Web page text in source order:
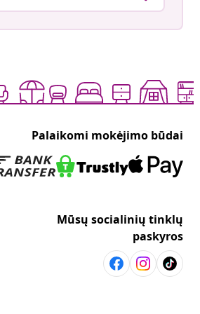
Palaikomi mokėjimo būdai
Mūsų socialinių tinklų
paskyros